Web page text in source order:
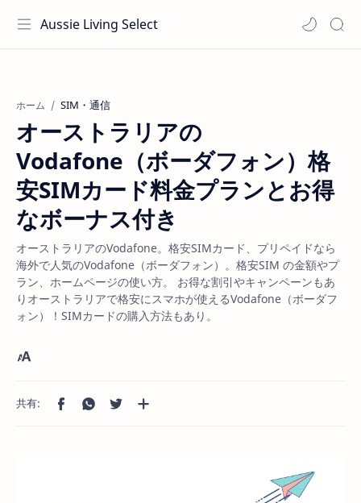
Aussie Living Select
ホーム SIM・通信
オーストラリアの
Vodafone（ボーダフォン）格
安SIMカード料金プランとお得
なボーナス付き
オーストラリアのVodafone。格安SIMカード、プリペイドなら
海外で人気のVodafone（ボーダフォン）。格安SIM の金額やプ
ラン、ホームページの使い方。 お得な割引やキャンペーンもあ
りオーストラリアで格安にスマホが使えるVodafone（ボーダフ
ォン）！SIMカードの購入方法もあり。